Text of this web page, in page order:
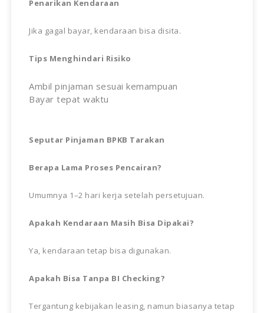
Penarikan Kendaraan
Jika gagal bayar, kendaraan bisa disita.
Tips Menghindari Risiko
Ambil pinjaman sesuai kemampuan
Bayar tepat waktu
Seputar Pinjaman BPKB Tarakan
Berapa Lama Proses Pencairan?
Umumnya 1–2 hari kerja setelah persetujuan.
Apakah Kendaraan Masih Bisa Dipakai?
Ya, kendaraan tetap bisa digunakan.
Apakah Bisa Tanpa BI Checking?
Tergantung kebijakan leasing, namun biasanya tetap